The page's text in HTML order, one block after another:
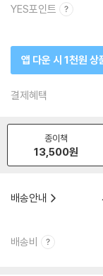
YES포인트
앱 다운 시 1천원 상
결제혜택
종이책
13,500원
배송안내
배송비